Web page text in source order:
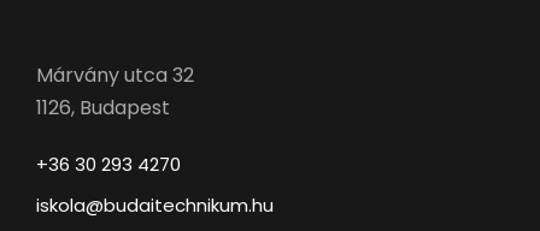
Márvány utca 32
1126, Budapest
+36 30 293 4270
iskola@budaitechnikum.hu